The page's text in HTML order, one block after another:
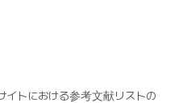
イトにおける参考文献リストの